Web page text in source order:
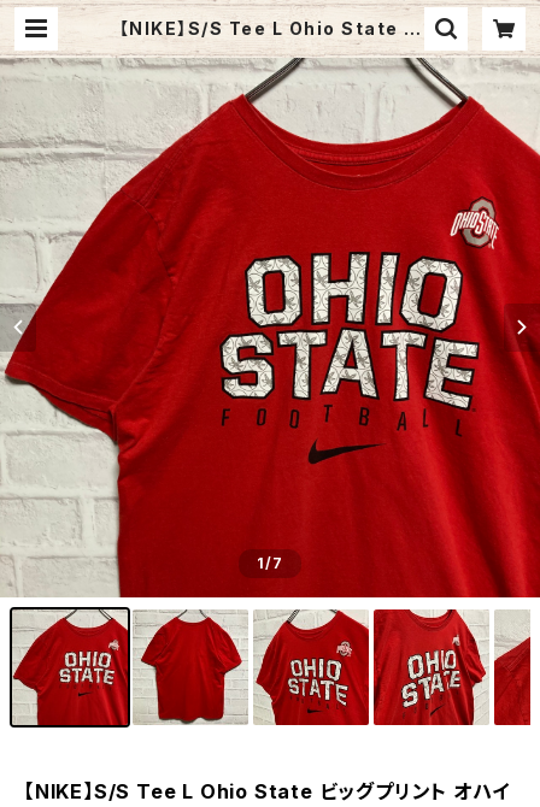
【NIKE】S/S Tee L Ohio State ビ
ッグプリント オハイオ カレッジTシャ
ツ カレッジロゴ センターロゴ フット
ボール Tシャツ アメリカ 古着 | Fuz
zy Fuzzy
1/7
【NIKE】S/S Tee L Ohio State ビッグプリント オハイ